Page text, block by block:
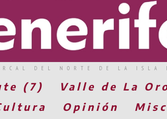
DEL NORTE DE LA
(7) Valle de La
Opinión